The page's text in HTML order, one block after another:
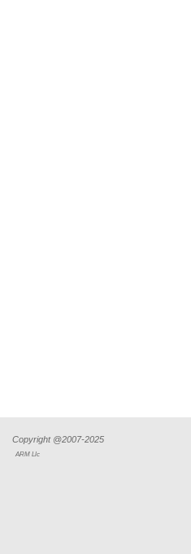
Copyright @2007-2025
ARM Llc